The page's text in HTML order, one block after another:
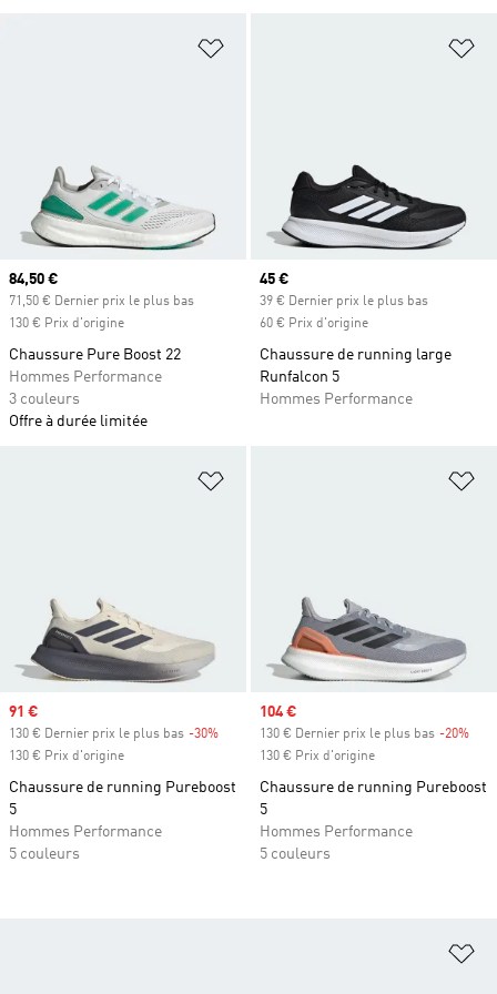
Ajouter à la Liste de produits
Prix actuel
84,50 €
71,50 € Dernier prix le plus bas
130 € Prix d'origine
Chaussure Pure Boost 22
Hommes Performance
3 couleurs
Offre à durée limitée
Prix actuel
45 €
39 € Dernier prix le plus bas
60 € Prix d'origine
Chaussure de running large
Runfalcon 5
Hommes Performance
Ajouter à la Liste de produits
Prix soldé
91 €
130 € Dernier prix le plus bas -30%
130 € Prix d'origine
Chaussure de running Pureboost
5
Hommes Performance
5 couleurs
Prix soldé
104 €
130 € Dernier prix le plus bas -20%
130 € Prix d'origine
Chaussure de running Pureboost
5
Hommes Performance
5 couleurs